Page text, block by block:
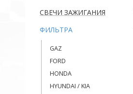
СВЕЧИ ЗАЖИГАНИЯ
ФИЛЬТРА
GAZ
FORD
HONDA
HYUNDAI / KIA